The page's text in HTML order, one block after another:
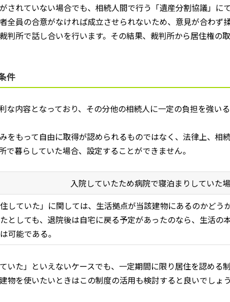
されていない場合でも、相続人間で行う「遺産分割協議」に
全員の合意がなければ成立させられないため、意見が合わ
判所で話し合いを行います。その結果、裁判所から居住権の
件
な内容となっており、その分他の相続人に一定の負担を強いる
をもって自由に取得が認められるものではなく、法律上、
で暮らしていた場合、設定することができません。
入院していたため病院で寝泊まりしていた
していた」に関しては、生活拠点が当該建物にあるのかど
としても、退院後は自宅に戻る予定があったのなら、生活
可能である。
いた」といえないケースでも、一定期間に限り居住を認め
物を使いたいときはこの制度の活用も検討すると良いでしょう